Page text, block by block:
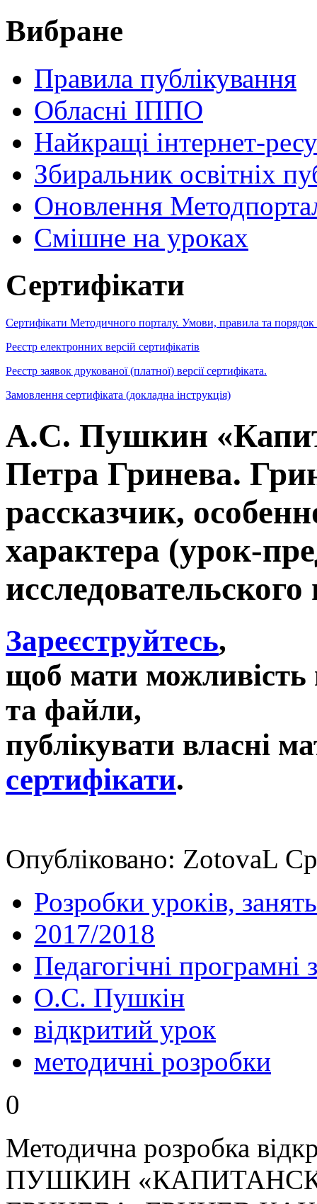
Вибране
Правила публікування
Обласні ІППО
Найкращі інтернет-
Збиральник освітніх
Оновлення
Cмішне на уроках
Сертифікати
Сертифікати Методичного порталу. Умови, правила та порядок
Реєстр електронних версій сертифікатів
Реєстр заявок друкованої (платної) версії сертифіката.
Замовлення сертифіката (докладна інструкція)
А.С. Пушкин
Петра Гринева.
рассказчик,
характера (урок-
Зареєструйтесь,
щоб мати можливість
та файли,
публікувати власні
сертифікати.
Опубліковано: ZotovaL
Розробки уроків, занять
2017/2018
Педагогічні програмні
О.С. Пушкін
відкритий урок
методичні розробки
0
Методична розробка
ПУШКИН